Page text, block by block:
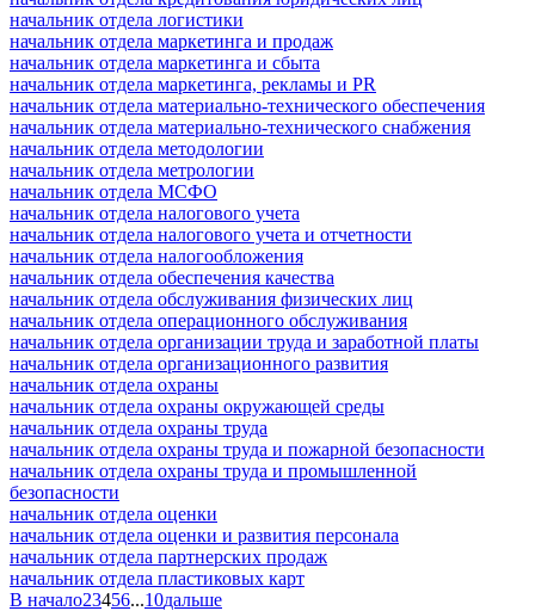
начальник отдела логистики
начальник отдела маркетинга и продаж
начальник отдела маркетинга и сбыта
начальник отдела маркетинга, рекламы и PR
начальник отдела материально-технического обеспечения
начальник отдела материально-технического снабжения
начальник отдела методологии
начальник отдела метрологии
начальник отдела МСФО
начальник отдела налогового учета
начальник отдела налогового учета и отчетности
начальник отдела налогообложения
начальник отдела обеспечения качества
начальник отдела обслуживания физических лиц
начальник отдела операционного обслуживания
начальник отдела организации труда и заработной платы
начальник отдела организационного развития
начальник отдела охраны
начальник отдела охраны окружающей среды
начальник отдела охраны труда
начальник отдела охраны труда и пожарной безопасности
начальник отдела охраны труда и промышленной
безопасности
начальник отдела оценки
начальник отдела оценки и развития персонала
начальник отдела партнерских продаж
начальник отдела пластиковых карт
В начало23456...10дальше